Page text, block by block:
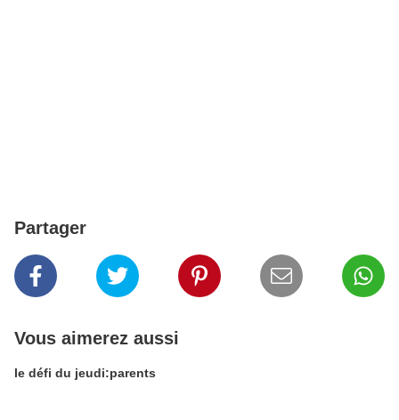
Partager
Vous aimerez aussi
le défi du jeudi:parents